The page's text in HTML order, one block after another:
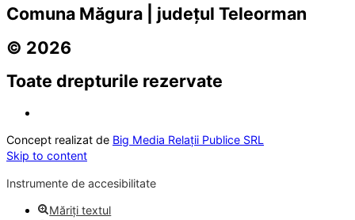
Comuna Măgura | județul Teleorman
© 2026
Toate drepturile rezervate
Concept realizat de Big Media Relații Publice SRL
Skip to content
Instrumente de accesibilitate
Măriți textul